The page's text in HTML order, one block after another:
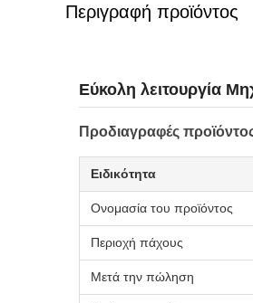
Περιγραφή προϊόντος
Εύκολη λειτουργία
Προδιαγραφές
Ειδικότητα
Ονομασία του προϊόντος
Περιοχή πάχους
Μετά την πώληση